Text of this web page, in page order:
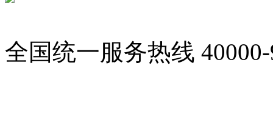
全国统一服务热线